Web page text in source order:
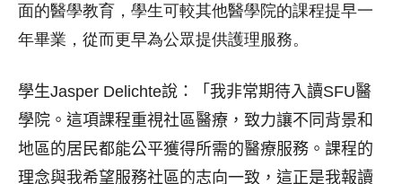
面的醫學教育，學生可較其他醫學院的課程提早一
年畢業，從而更早為公眾提供護理服務。
學生Jasper Delichte說：「我非常期待入讀SFU醫
學院。這項課程重視社區醫療， 致力讓不同背景和
地區的居民都能公平獲得所需的醫療服務。 課程的
理念與我希望服務社區的志向一致， 這正是我報讀